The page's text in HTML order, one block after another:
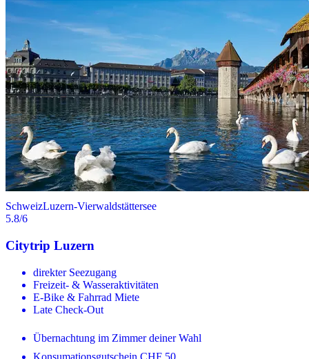
SchweizLuzern-Vierwaldstättersee
5.8/6
Citytrip Luzern
direkter Seezugang
Freizeit- & Wasseraktivitäten
E-Bike & Fahrrad Miete
Late Check-Out
Übernachtung im Zimmer deiner Wahl
Konsumationsgutschein CHF 50